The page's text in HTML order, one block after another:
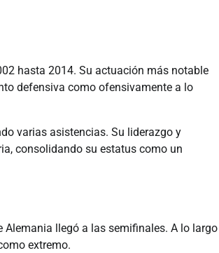
hasta 2014. Su actuación más notable
defensiva como ofensivamente a lo
varias asistencias. Su liderazgo y
consolidando su estatus como un
Alemania llegó a las semifinales. A lo largo
extremo.